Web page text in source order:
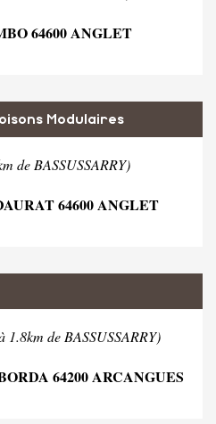
64600 ANGLET
Modulaires
de BASSUSSARRY)
64600 ANGLET
1.8km de BASSUSSARRY)
64200 ARCANGUES